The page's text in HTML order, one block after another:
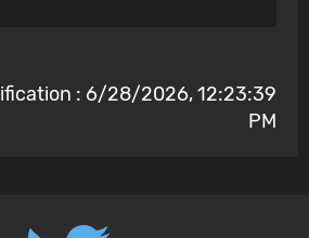
: 6/28/2026, 12:23:39
PM